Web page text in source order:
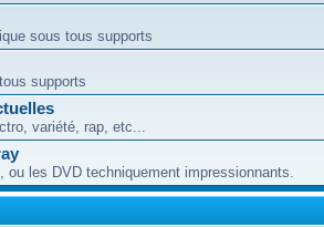
sous tous supports
supports
variété, rap, etc...
ou les DVD techniquement impressionnants.